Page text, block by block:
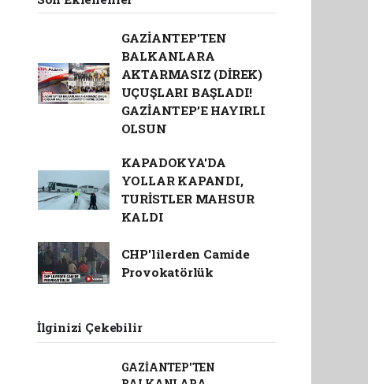
GAZİANTEP'TEN
BALKANLARA
AKTARMASIZ (DİREK)
UÇUŞLARI BAŞLADI!
GAZİANTEP’E HAYIRLI
OLSUN
KAPADOKYA'DA
YOLLAR KAPANDI,
TURİSTLER MAHSUR
KALDI
CHP'lilerden Camide
Provokatörlük
İlginizi Çekebilir
GAZİANTEP'TEN